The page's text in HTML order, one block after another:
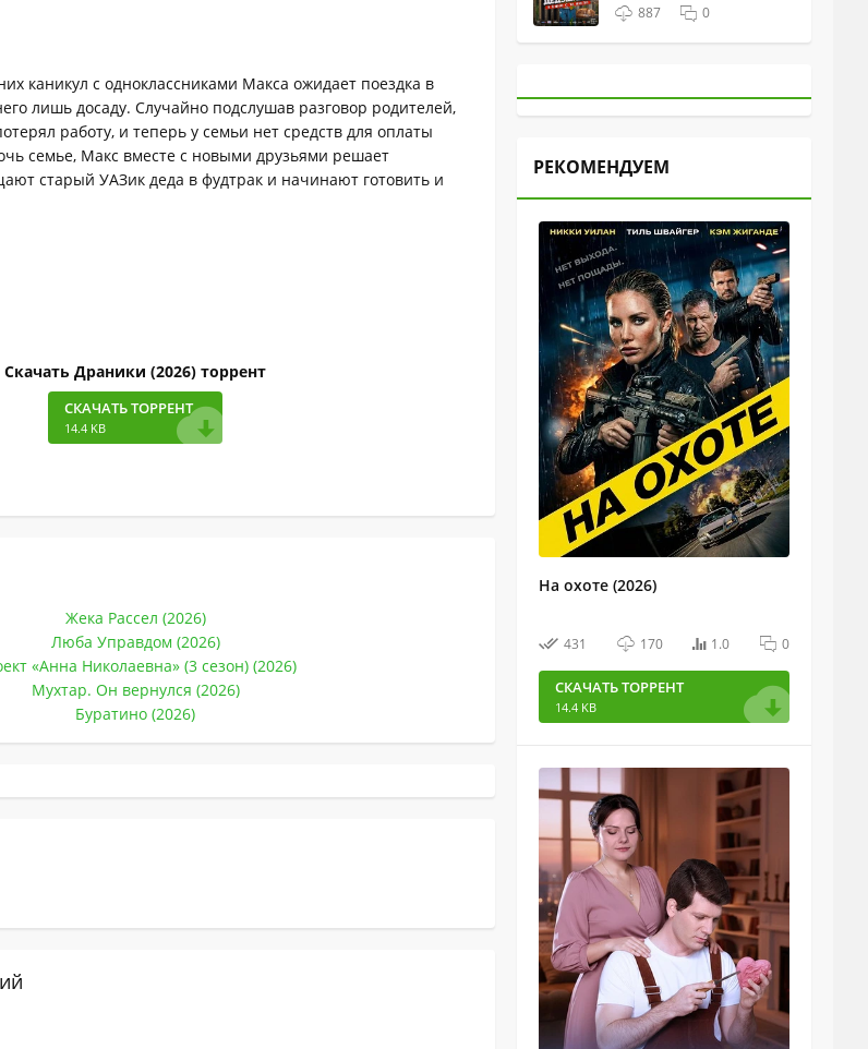
каникул с одноклассниками Макса ожидает поездка в
лишь досаду. Случайно подслушав разговор родителей,
работу, и теперь у семьи нет средств для оплаты
семье, Макс вместе с новыми друзьями решает
старый УАЗик деда в фудтрак и начинают готовить и
Скачать Драники (2026) торрент
СКАЧАТЬ ТОРРЕНТ
14.4 KB
Жека Рассел (2026)
Люба Управдом (2026)
«Анна Николаевна» (3 сезон) (2026)
Мухтар. Он вернулся (2026)
Буратино (2026)
887 0
РЕКОМЕНДУЕМ
На охоте (2026)
431 170 1.0 0
СКАЧАТЬ ТОРРЕНТ
14.4 KB